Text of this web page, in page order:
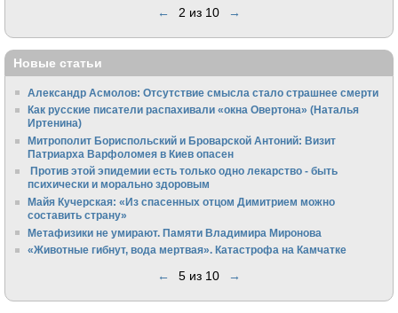
← 2 из 10 →
Новые статьи
Александр Асмолов: Отсутствие смысла стало страшнее смерти
Как русские писатели распахивали «окна Овертона» (Наталья
Иртенина)
Митрополит Бориспольский и Броварской Антоний: Визит
Патриарха Варфоломея в Киев опасен
Против этой эпидемии есть только одно лекарство - быть
психически и морально здоровым
Майя Кучерская: «Из спасенных отцом Димитрием можно
составить страну»
Метафизики не умирают. Памяти Владимира Миронова
«Животные гибнут, вода мертвая». Катастрофа на Камчатке
← 5 из 10 →